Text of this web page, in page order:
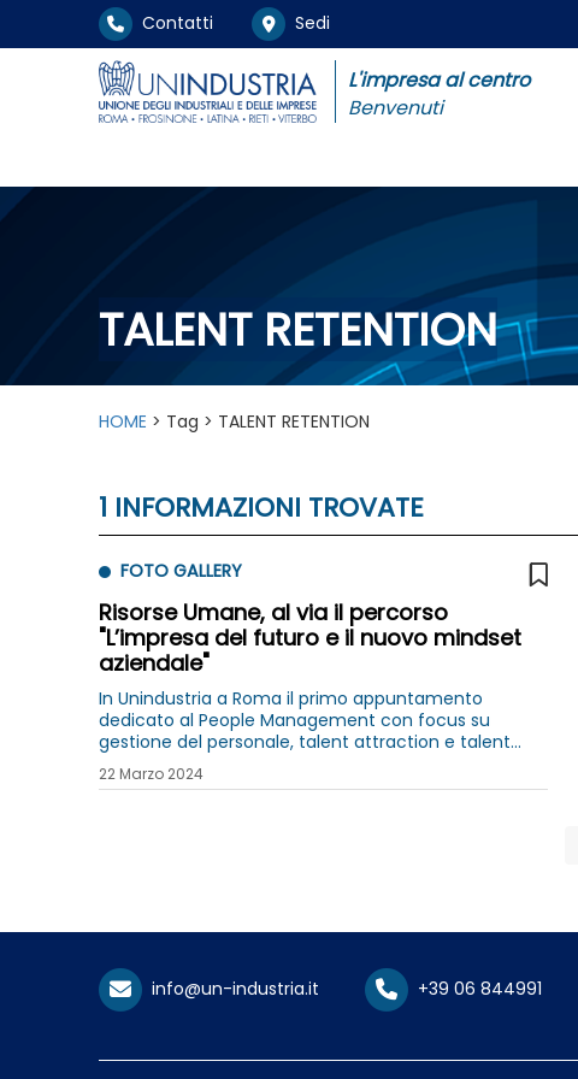
Contatti Sedi
L'impresa al centro
Benvenuti
TALENT RETENTION
HOME > Tag > TALENT RETENTION
1 INFORMAZIONI TROVATE
FOTO GALLERY
Risorse Umane, al via il percorso
"L’impresa del futuro e il nuovo mindset
aziendale"
In Unindustria a Roma il primo appuntamento
dedicato al People Management con focus su
gestione del personale, talent attraction e talent
retention
22 Marzo 2024
info@un-industria.it +39 06 844991